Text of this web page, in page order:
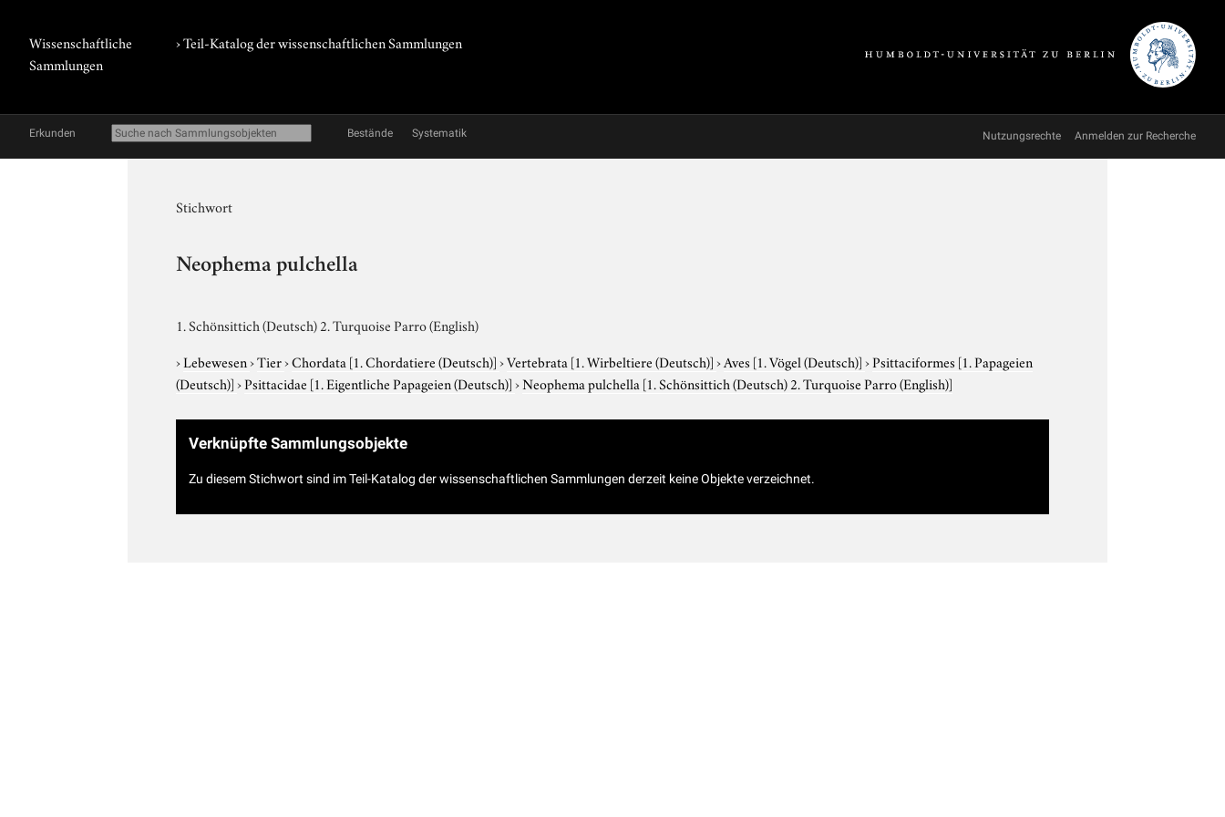
Wissenschaftliche
Sammlungen
› Teil-Katalog der wissenschaftlichen Sammlungen
Erkunden Bestände Systematik Nutzungsrechte Anmelden zur Recherche
Stichwort
Neophema pulchella
1. Schönsittich (Deutsch) 2. Turquoise Parro (English)
›Lebewesen›Tier›Chordata [1. Chordatiere (Deutsch)]›Vertebrata [1. Wirbeltiere (Deutsch)]›Aves [1. Vögel (Deutsch)]›Psittaciformes [1. Papageien
(Deutsch)]›Psittacidae [1. Eigentliche Papageien (Deutsch)]›Neophema pulchella [1. Schönsittich (Deutsch) 2. Turquoise Parro (English)]
Verknüpfte Sammlungsobjekte
Zu diesem Stichwort sind im Teil-Katalog der wissenschaftlichen Sammlungen derzeit keine Objekte verzeichnet.